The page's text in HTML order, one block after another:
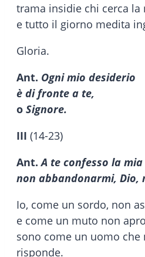
trama insidie chi cerca
e tutto il giorno medita
Gloria.
Ant. Ogni mio desiderio
è di fronte a te,
o Signore.
III (14-23)
Ant.A te confesso la
non abbandonarmi, Dio,
Io, come un sordo, non
e come un muto non
sono come un uomo che
risponde.